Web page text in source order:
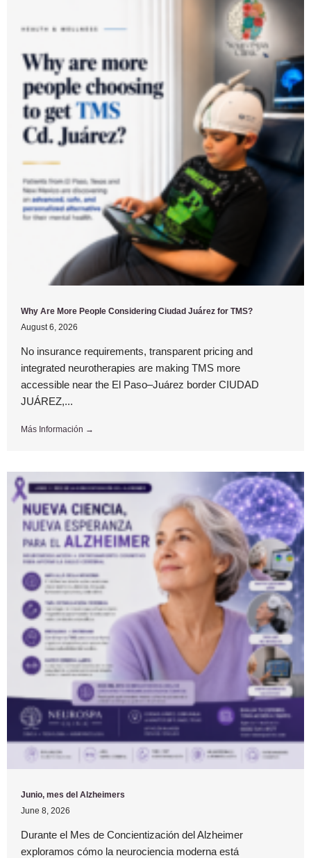
Why Are More People Considering Ciudad Juárez for TMS?
August 6, 2026
No insurance requirements, transparent pricing and
integrated neurotherapies are making TMS more
accessible near the El Paso–Juárez border CIUDAD
JUÁREZ,...
Más Información →
Junio, mes del Alzheimers
June 8, 2026
Durante el Mes de Concientización del Alzheimer
exploramos cómo la neurociencia moderna está